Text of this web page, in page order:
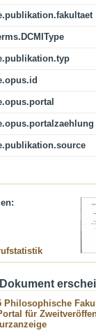
Philosophische
für